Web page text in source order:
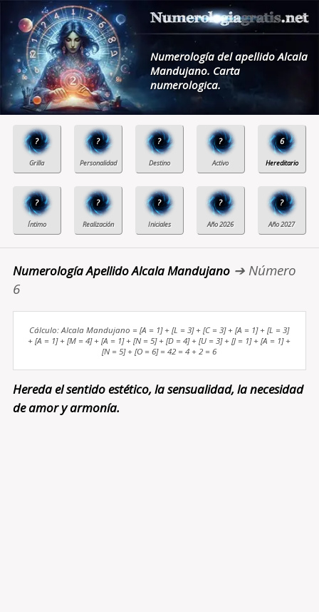
Numerología del apellido Alcala
Mandujano. Carta
numerologica.
? ? ? ? 6
? ? ? ? ?
Numerología Apellido Alcala Mandujano➔ Número
6
Cálculo: Alcala Mandujano = [A = 1] + [L = 3] + [C = 3] + [A = 1] + [L = 3]
+ [A = 1] + [M = 4] + [A = 1] + [N = 5] + [D = 4] + [U = 3] + [J = 1] + [A = 1] +
[N = 5] + [O = 6] = 42 = 4 + 2 = 6
Hereda el sentido estético, la sensualidad, la necesidad
de amor y armonía.